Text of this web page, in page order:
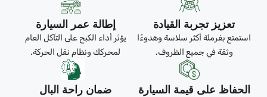
تعزيز تجربة القيادة
استمتع بفرملة أكثر سلاسة وهدوءًا
وثقة في جميع الظروف.
إطالة عمر السيارة
يؤثر أداء الكبح على التآكل العام
لمحركك ونظام نقل الحركة.
الحفاظ على قيمة السيارة ضمان راحة البال